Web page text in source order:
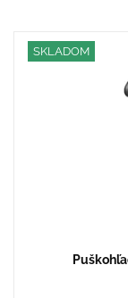
SKLADOM